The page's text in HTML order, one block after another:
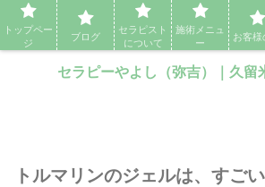
セラピーやよし（弥吉）｜久留米の経絡整体・ア
セラピーやよし（弥吉）｜久留
トルマリンのジェルは、すごい
トップペー
ジ
ブログ
セラピスト
について
施術メニュ
ー
お客様